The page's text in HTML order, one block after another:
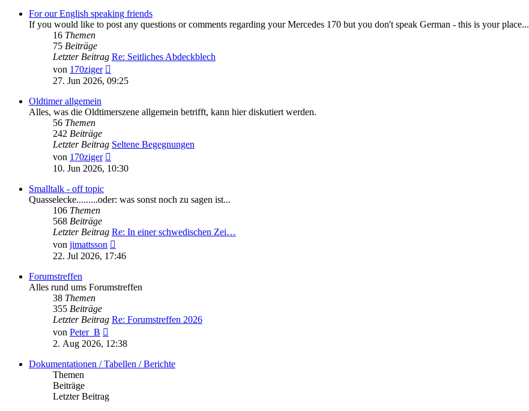
For our English speaking friends
If you would like to post any questions or comments regarding your Mercedes 170 but you don't speak German - this is your place...
16 Themen
75 Beiträge
Letzter Beitrag Re: Seitliches Abdeckblech
von 170ziger
Beitrag
27. Jun 2026, 09:25
Oldtimer allgemein
Alles, was die Oldtimerszene allgemein betrifft, kann hier diskutiert werden.
56 Themen
242 Beiträge
Letzter Beitrag Seltene Begegnungen
von 170ziger
Beitrag
10. Jun 2026, 10:30
Smalltalk - off topic
Quasselecke.........oder: was sonst noch zu sagen ist...
106 Themen
568 Beiträge
Letzter Beitrag Re: In einer schwedischen Zei…
von jimattsson
Beitrag
22. Jul 2026, 17:46
Forumstreffen
Alles rund ums Forumstreffen
38 Themen
355 Beiträge
Letzter Beitrag Re: Forumstreffen 2026
von Peter_B
Beitrag
2. Aug 2026, 12:38
Dokumentationen / Tabellen / Berichte
Themen
Beiträge
Letzter Beitrag